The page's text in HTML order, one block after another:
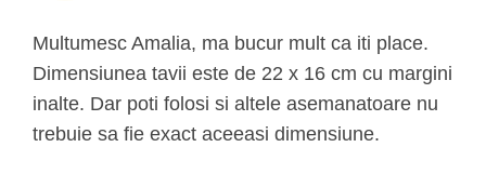
s
:
Multumesc Amalia, ma bucur mult ca iti place.
Dimensiunea tavii este de 22 x 16 cm cu margini
inalte. Dar poti folosi si altele asemanatoare nu
trebuie sa fie exact aceeasi dimensiune.